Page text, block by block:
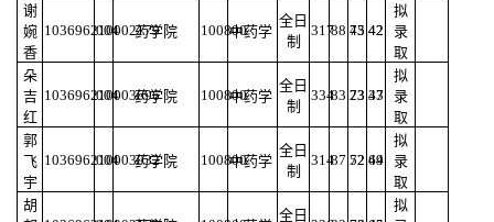
谢
婉
香
103696210002179
004 药学院 100800中药学
全日
制
31788.4573.42
42
拟
录
取
朵
吉
红
103696210003696
004 药学院 100800中药学
全日
制
33483.2373.37
43
拟
录
取
郭
飞
宇
103696210003032
004 药学院 100800中药学
全日
制
31487.5272.69
44
拟
录
取
胡
全日
拟